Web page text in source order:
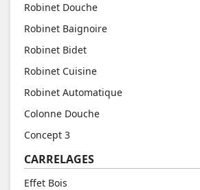
Robinet Douche
Robinet Baignoire
Robinet Bidet
Robinet Cuisine
Robinet Automatique
Colonne Douche
Concept 3
CARRELAGES
Effet Bois